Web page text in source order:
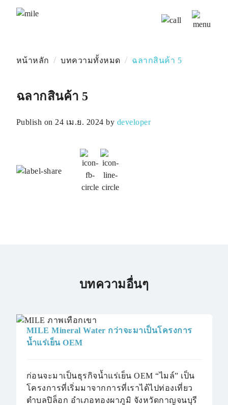
หน้าหลัก / บทความทั้งหมด / ฉลากสินค้า 5
ฉลากสินค้า 5
Publish on 24 เม.ย. 2024 by developer
บทความอื่นๆ
MILE Mineral Water กว่าจะมาเป็นโครงการ
น้ำแร่เย็น OEM
ก่อนจะมาเป็นธุรกิจน้ำแร่เย็น OEM “ไมล์” เป็น
โครงการที่เริ่มมาจากการที่เราได้ไปท่องเที่ยว
ตำบลปิล็อก อำเภอทองผาภูมิ จังหวัดกาญจนบุรี